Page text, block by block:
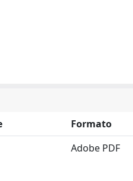
Formato
Adobe PDF